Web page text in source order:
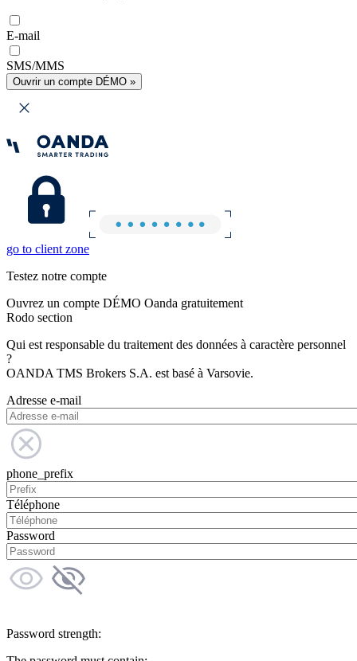
E-mail
SMS/MMS
Ouvrir un compte DÉMO »
go to client zone
Testez notre compte
Ouvrez un compte DÉMO Oanda gratuitement
Rodo section
Qui est responsable du traitement des données à caractère personnel
?
OANDA TMS Brokers S.A. est basé à Varsovie.
Adresse e-mail
phone_prefix
Téléphone
Password
Password strength: